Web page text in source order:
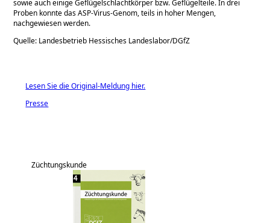
sowie auch einige Geflügelschlachtkörper bzw. Geflügelteile. In drei
Proben konnte das ASP-Virus-Genom, teils in hoher Mengen,
nachgewiesen werden.
Quelle: Landesbetrieb Hessisches Landeslabor/DGfZ
Lesen Sie die Original-Meldung hier.
Presse
Züchtungskunde